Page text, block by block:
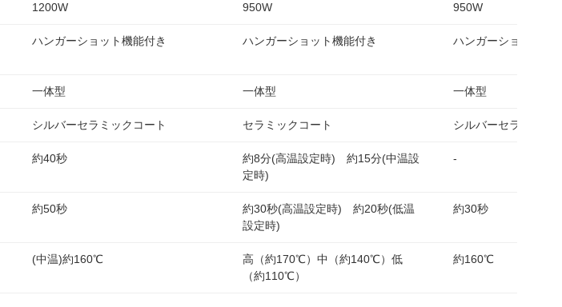
1200W
ハンガーショット機能付き
一体型
シルバーセラミックコート
約40秒
約50秒
(中温)約160℃
950W
ハンガーショット機能付き
一体型
セラミックコート
約8分(高温設定時) 約15分(中温設
定時)
約30秒(高温設定時) 約20秒(低温
設定時)
高（約170℃）中（約140℃）低
（約110℃）
950W
ハンガーショット機
一体型
シルバーセラミック
-
約30秒
約160℃